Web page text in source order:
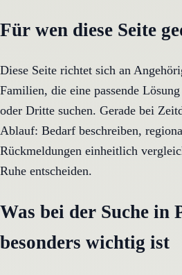
Für wen diese Seite
Diese Seite richtet sich an
Familien, die eine passende
oder Dritte suchen. Gerade bei
Ablauf: Bedarf beschreiben,
Rückmeldungen einheitlich
Ruhe entscheiden.
Was bei der Suche in
besonders wichtig ist